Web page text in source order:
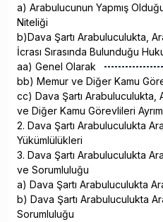
a) Arabulucunun Yapmış
Niteliği
b)Dava Şartı Arabuluculukta,
İcrası Sırasında Bulunduğu
aa) Genel Olarak
bb) Memur ve Diğer Kamu
cc) Dava Şartı Arabuluculukta,
ve Diğer Kamu Görevlileri
2. Dava Şartı Arabuluculukta
Yükümlülükleri
3. Dava Şartı Arabuluculukta
ve Sorumluluğu
a) Dava Şartı Arabuluculukta
b) Dava Şartı Arabuluculukta
Sorumluluğu